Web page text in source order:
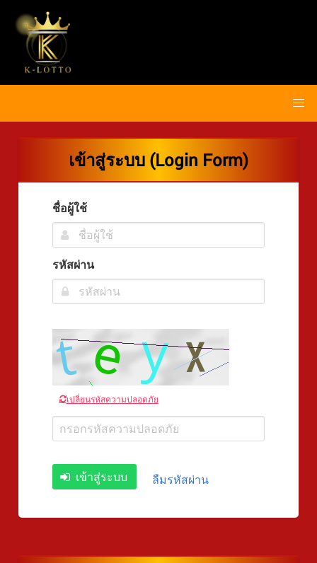
เข้าสู่ระบบ (Login Form)
ชื่อผู้ใช้
รหัสผ่าน
เปลี่ยนรหัสความปลอดภัย
เข้าสู่ระบบ ลืมรหัสผ่าน